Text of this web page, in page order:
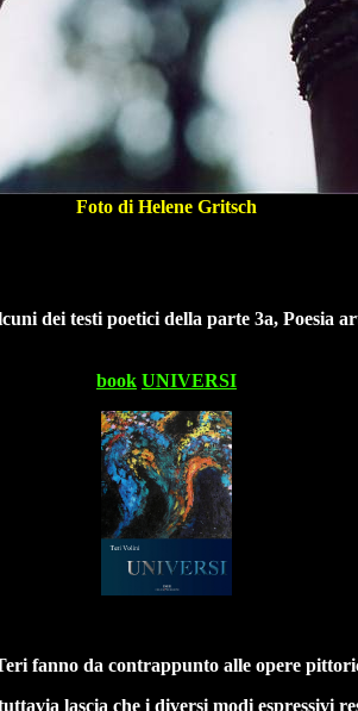
Foto di Helene Gritsch
dei testi poetici della parte 3a, Poesia
book UNIVERSI
fanno da contrappunto alle opere
lascia che i diversi modi espressivi